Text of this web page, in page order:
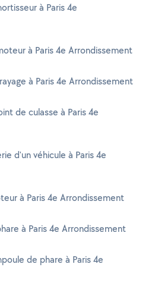
à Paris 4e
à Paris 4e Arrondissement
à Paris 4e Arrondissement
de culasse à Paris 4e
d'un véhicule à Paris 4e
à Paris 4e Arrondissement
à Paris 4e Arrondissement
de phare à Paris 4e